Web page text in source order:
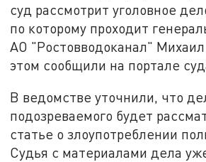
суд рассмотрит уголовное
по которому проходит
АО "Ростовводоканал"
этом сообщили на портале
В ведомстве уточнили, что
подозреваемого будет
статье о злоупотреблении
Судья с материалами дела